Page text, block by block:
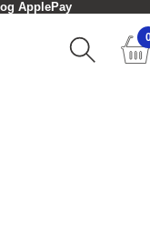
ApplePay